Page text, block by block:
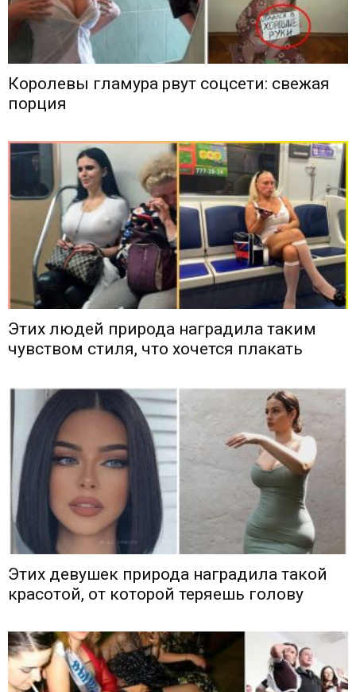
Королевы гламура рвут соцсети: свежая
порция
Этих людей природа наградила таким
чувством стиля, что хочется плакать
Этих девушек природа наградила такой
красотой, от которой теряешь голову